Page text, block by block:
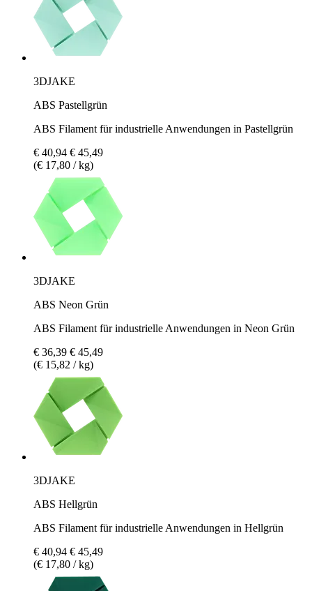
3DJAKE
ABS Pastellgrün
ABS Filament für industrielle Anwendungen in Pastellgrün
€ 40,94 € 45,49
(€ 17,80 / kg)
3DJAKE
ABS Neon Grün
ABS Filament für industrielle Anwendungen in Neon Grün
€ 36,39 € 45,49
(€ 15,82 / kg)
3DJAKE
ABS Hellgrün
ABS Filament für industrielle Anwendungen in Hellgrün
€ 40,94 € 45,49
(€ 17,80 / kg)